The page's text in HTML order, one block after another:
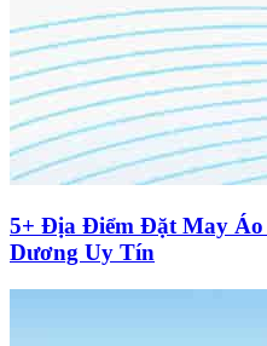
5+ Địa Điểm Đặt May
Dương Uy Tín